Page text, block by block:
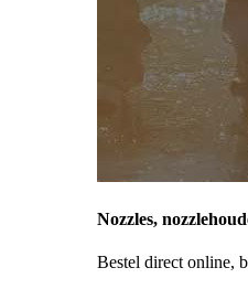
Nozzles,
Bestel direct online,